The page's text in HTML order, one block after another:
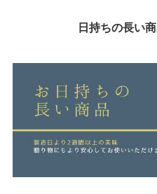
日持ちの長い